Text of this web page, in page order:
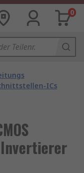
0
ICs
Invertierer